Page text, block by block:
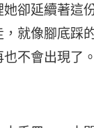
卻延續著這
就像腳底踩
不會出現了